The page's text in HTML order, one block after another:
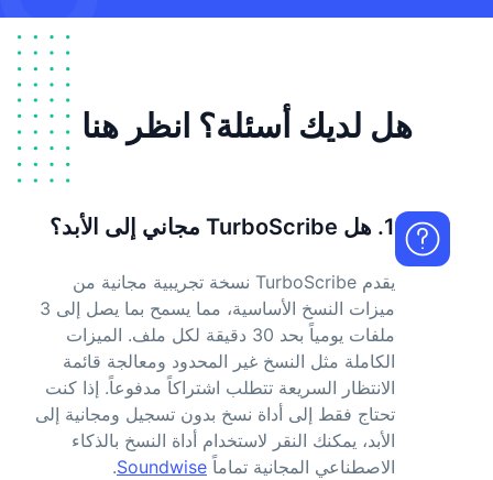
هل لديك أسئلة؟ انظر هنا
1. هل TurboScribe مجاني إلى الأبد؟
يقدم TurboScribe نسخة تجريبية مجانية من
ميزات النسخ الأساسية، مما يسمح بما يصل إلى 3
ملفات يومياً بحد 30 دقيقة لكل ملف. الميزات
الكاملة مثل النسخ غير المحدود ومعالجة قائمة
الانتظار السريعة تتطلب اشتراكاً مدفوعاً. إذا كنت
تحتاج فقط إلى أداة نسخ بدون تسجيل ومجانية إلى
الأبد، يمكنك النقر لاستخدام أداة النسخ بالذكاء
الاصطناعي المجانية تماماً Soundwise
.